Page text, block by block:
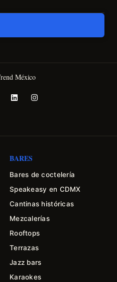
México
BARES
Bares de coctelería
Speakeasy en CDMX
Cantinas históricas
Mezcalerías
Rooftops
Terrazas
Jazz bars
Karaokes